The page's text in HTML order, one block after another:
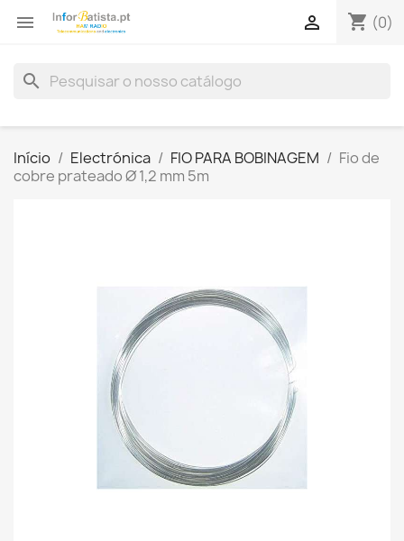
 shopping_cart (0)

search
Início Electrónica FIO PARA BOBINAGEM
Fio de
cobre prateado Ø 1,2 mm 5m